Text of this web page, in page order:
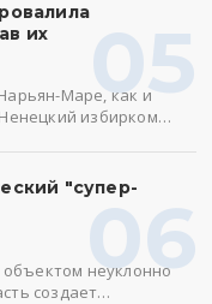
05
их
Маре, как и
избирком…
06
"супер-
объектом неуклонно
создает…